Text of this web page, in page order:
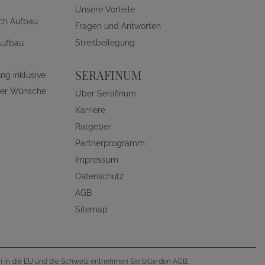
Aufbau
inklusive
Wünsche
Unsere Vorteile
Fragen und Antworten
Streitbeilegung
SERAFINUM
Über Serafinum
Karriere
Ratgeber
Partnerprogramm
Impressum
Datenschutz
AGB
Sitemap
die EU und die Schweiz entnehmen Sie bitte den AGB.